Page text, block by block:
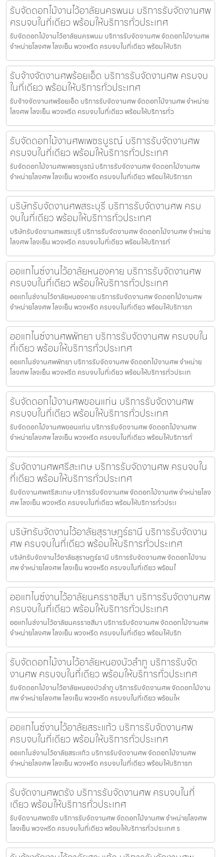
รับจัดดอกไม้งานไว้อาลัยนครพนม บริการรับจัดงานศพ
ครบจบในที่เดียว พร้อมให้บริการทั่วประเทศ
รับจัดดอกไม้งานไว้อาลัยนครพนม บริการรับจัดงานศพ จัดดอกไม้งานศพ
จำหน่ายโลงศพ โลงเย็น พวงหรีด ครบจบในที่เดียว พร้อมให้บริก
รับจ้างจัดงานศพร้อยเอ็ด บริการรับจัดงานศพ ครบจบ
ในที่เดียว พร้อมให้บริการทั่วประเทศ
รับจ้างจัดงานศพร้อยเอ็ด บริการรับจัดงานศพ จัดดอกไม้งานศพ จำหน่าย
โลงศพ โลงเย็น พวงหรีด ครบจบในที่เดียว พร้อมให้บริการทั่ว
รับจัดดอกไม้งานศพเพชรบูรณ์ บริการรับจัดงานศพ
ครบจบในที่เดียว พร้อมให้บริการทั่วประเทศ
รับจัดดอกไม้งานศพเพชรบูรณ์ บริการรับจัดงานศพ จัดดอกไม้งานศพ
จำหน่ายโลงศพ โลงเย็น พวงหรีด ครบจบในที่เดียว พร้อมให้บริการท
บริษัทรับจัดงานศพสระบุรี บริการรับจัดงานศพ ครบ
จบในที่เดียว พร้อมให้บริการทั่วประเทศ
บริษัทรับจัดงานศพสระบุรี บริการรับจัดงานศพ จัดดอกไม้งานศพ จำหน่าย
โลงศพ โลงเย็น พวงหรีด ครบจบในที่เดียว พร้อมให้บริการทั่
ออแกไนซ์งานไว้อาลัยหนองคาย บริการรับจัดงานศพ
ครบจบในที่เดียว พร้อมให้บริการทั่วประเทศ
ออแกไนซ์งานไว้อาลัยหนองคาย บริการรับจัดงานศพ จัดดอกไม้งานศพ
จำหน่ายโลงศพ โลงเย็น พวงหรีด ครบจบในที่เดียว พร้อมให้บริการท
ออแกไนซ์งานศพพัทยา บริการรับจัดงานศพ ครบจบใน
ที่เดียว พร้อมให้บริการทั่วประเทศ
ออแกไนซ์งานศพพัทยา บริการรับจัดงานศพ จัดดอกไม้งานศพ จำหน่าย
โลงศพ โลงเย็น พวงหรีด ครบจบในที่เดียว พร้อมให้บริการทั่วประเท
รับจัดดอกไม้งานศพขอนแก่น บริการรับจัดงานศพ
ครบจบในที่เดียว พร้อมให้บริการทั่วประเทศ
รับจัดดอกไม้งานศพขอนแก่น บริการรับจัดงานศพ จัดดอกไม้งานศพ
จำหน่ายโลงศพ โลงเย็น พวงหรีด ครบจบในที่เดียว พร้อมให้บริการทั่
รับจัดงานศพศรีสะเกษ บริการรับจัดงานศพ ครบจบใน
ที่เดียว พร้อมให้บริการทั่วประเทศ
รับจัดงานศพศรีสะเกษ บริการรับจัดงานศพ จัดดอกไม้งานศพ จำหน่ายโลง
ศพ โลงเย็น พวงหรีด ครบจบในที่เดียว พร้อมให้บริการทั่วประเ
บริษัทรับจัดงานไว้อาลัยสุราษฎร์ธานี บริการรับจัดงาน
ศพ ครบจบในที่เดียว พร้อมให้บริการทั่วประเทศ
บริษัทรับจัดงานไว้อาลัยสุราษฎร์ธานี บริการรับจัดงานศพ จัดดอกไม้งาน
ศพ จำหน่ายโลงศพ โลงเย็น พวงหรีด ครบจบในที่เดียว พร้อมใ
ออแกไนซ์งานไว้อาลัยนครราชสีมา บริการรับจัดงานศพ
ครบจบในที่เดียว พร้อมให้บริการทั่วประเทศ
ออแกไนซ์งานไว้อาลัยนครราชสีมา บริการรับจัดงานศพ จัดดอกไม้งานศพ
จำหน่ายโลงศพ โลงเย็น พวงหรีด ครบจบในที่เดียว พร้อมให้บริก
รับจัดดอกไม้งานไว้อาลัยหนองบัวลำภู บริการรับจัด
งานศพ ครบจบในที่เดียว พร้อมให้บริการทั่วประเทศ
รับจัดดอกไม้งานไว้อาลัยหนองบัวลำภู บริการรับจัดงานศพ จัดดอกไม้งาน
ศพ จำหน่ายโลงศพ โลงเย็น พวงหรีด ครบจบในที่เดียว พร้อมให
ออแกไนซ์งานไว้อาลัยสระแก้ว บริการรับจัดงานศพ
ครบจบในที่เดียว พร้อมให้บริการทั่วประเทศ
ออแกไนซ์งานไว้อาลัยสระแก้ว บริการรับจัดงานศพ จัดดอกไม้งานศพ
จำหน่ายโลงศพ โลงเย็น พวงหรีด ครบจบในที่เดียว พร้อมให้บริการท
รับจัดงานศพตรัง บริการรับจัดงานศพ ครบจบในที่
เดียว พร้อมให้บริการทั่วประเทศ
รับจัดงานศพตรัง บริการรับจัดงานศพ จัดดอกไม้งานศพ จำหน่ายโลงศพ
โลงเย็น พวงหรีด ครบจบในที่เดียว พร้อมให้บริการทั่วประเทศ ร